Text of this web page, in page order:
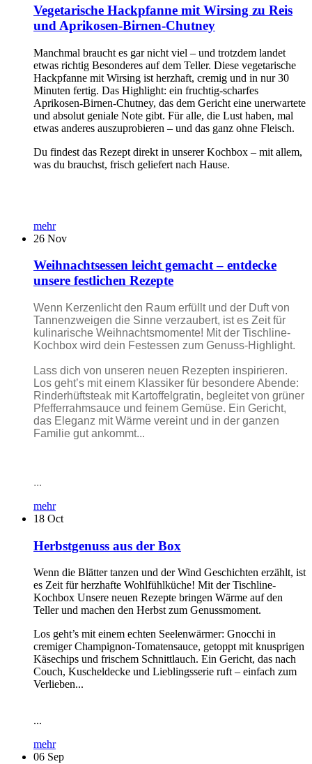
Vegetarische Hackpfanne mit Wirsing zu Reis
und Aprikosen-Birnen-Chutney
Manchmal braucht es gar nicht viel – und trotzdem landet
etwas richtig Besonderes auf dem Teller. Diese vegetarische
Hackpfanne mit Wirsing ist herzhaft, cremig und in nur 30
Minuten fertig. Das Highlight: ein fruchtig-scharfes
Aprikosen-Birnen-Chutney, das dem Gericht eine unerwartete
und absolut geniale Note gibt. Für alle, die Lust haben, mal
etwas anderes auszuprobieren – und das ganz ohne Fleisch.
Du findest das Rezept direkt in unserer Kochbox – mit allem,
was du brauchst, frisch geliefert nach Hause.
mehr
26 Nov
Weihnachtsessen leicht gemacht – entdecke
unsere festlichen Rezepte
Wenn Kerzenlicht den Raum erfüllt und der Duft von
Tannenzweigen die Sinne verzaubert, ist es Zeit für
kulinarische Weihnachtsmomente! Mit der Tischline-
Kochbox wird dein Festessen zum Genuss-Highlight.
Lass dich von unseren neuen Rezepten inspirieren.
Los geht’s mit einem Klassiker für besondere Abende:
Rinderhüftsteak mit Kartoffelgratin, begleitet von grüner
Pfefferrahmsauce und feinem Gemüse. Ein Gericht,
das Eleganz mit Wärme vereint und in der ganzen
Familie gut ankommt...
...
mehr
18 Oct
Herbstgenuss aus der Box
Wenn die Blätter tanzen und der Wind Geschichten erzählt, ist
es Zeit für herzhafte Wohlfühlküche! Mit der Tischline-
Kochbox Unsere neuen Rezepte bringen Wärme auf den
Teller und machen den Herbst zum Genussmoment.
Los geht’s mit einem echten Seelenwärmer: Gnocchi in
cremiger Champignon-Tomatensauce, getoppt mit knusprigen
Käsechips und frischem Schnittlauch. Ein Gericht, das nach
Couch, Kuscheldecke und Lieblingsserie ruft – einfach zum
Verlieben...
...
mehr
06 Sep